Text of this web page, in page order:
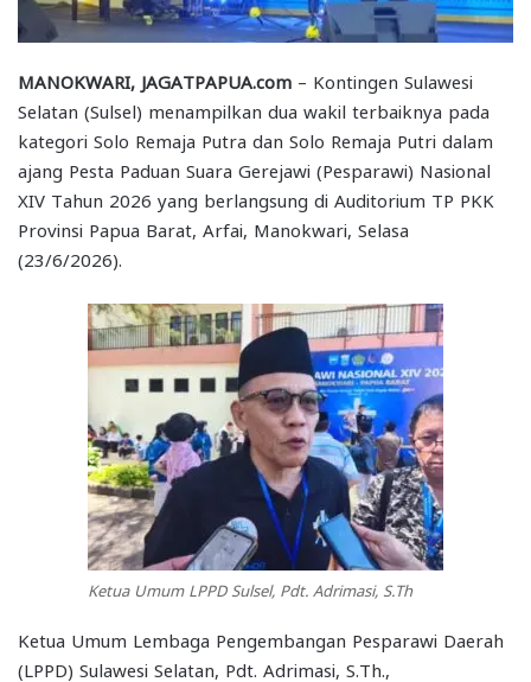
MANOKWARI, JAGATPAPUA.com – Kontingen Sulawesi
Selatan (Sulsel) menampilkan dua wakil terbaiknya pada
kategori Solo Remaja Putra dan Solo Remaja Putri dalam
ajang Pesta Paduan Suara Gerejawi (Pesparawi) Nasional
XIV Tahun 2026 yang berlangsung di Auditorium TP PKK
Provinsi Papua Barat, Arfai, Manokwari, Selasa
(23/6/2026).
Ketua Umum LPPD Sulsel, Pdt. Adrimasi, S.Th
Ketua Umum Lembaga Pengembangan Pesparawi Daerah
(LPPD) Sulawesi Selatan, Pdt. Adrimasi, S.Th.,